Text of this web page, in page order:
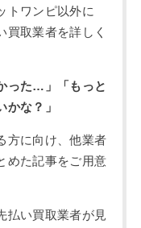
トワンピ以外に
買取業者を詳しく
った…」「もっと
かな？」
方に向け、他業者
めた記事をご用意
払い買取業者が見